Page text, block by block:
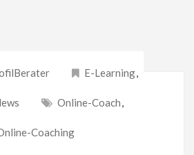
E-Learning,
Online-Coach,
Coaching